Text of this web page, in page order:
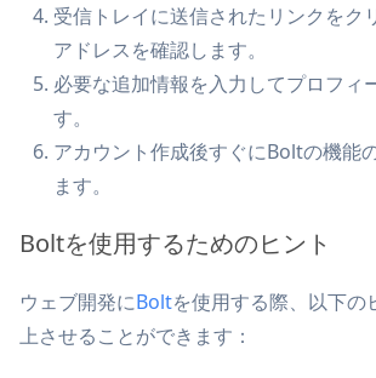
受信トレイに送信されたリンクをク
アドレスを確認します。
必要な追加情報を入力してプロフィ
す。
アカウント作成後すぐにBoltの機能
ます。
Boltを使用するためのヒント
ウェブ開発にBoltを使用する際、以下の
上させることができます：